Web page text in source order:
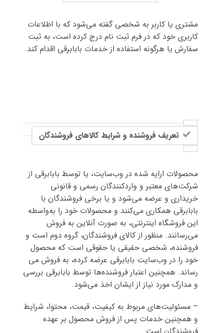
مشتری یا کاربر به شخصی گفته می‌شود که با اطلاعات
کاربری خود که در فرم ثبت نام درج کرده است، به ثبت
سفارش یا هرگونه استفاده از خدمات بابابرقی اقدام کند.
تعریف فروشنده و شرایط کالاهای فروشندگان
محصولات ارایه شده در وب‌سایت، یا توسط بابابرقی از
شرکت‌های معتبر و واردکنندگان رسمی و قانونی
خریداری و عرضه می‌شود و یا برخی فروشندگان با
بابابرقی همکاری می‌کنند و محصولات خود را به‌واسطه
این فروشگاه اینترنتی، به صورت آنلاین به فروش
می‌رسانند. منظور از کالای فروشندگان، گروه دوم است و
فروشنده، شخصی حقیقی یا حقوقی است که محصول
خود را در وب‌سایت بابابرقی عرضه کرده، به فروش می
رساند. همچنین اعتبار فروشنده‌ها توسط بابابرقی بررسی
و مدارک مورد نیاز از ایشان اخذ می‌شود.
– مسئولیت‌های مربوط به کیفیت، قیمت، محتوا، شرایط
و همچنین خدمات پس از فروش محصول بر عهده